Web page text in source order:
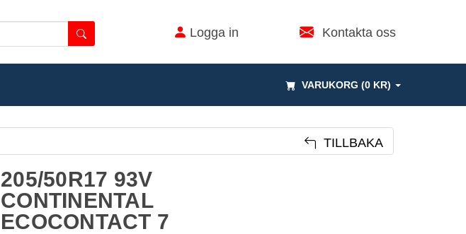
Logga in Kontakta oss
VARUKORG (0 KR)
TILLBAKA
205/50R17 93V
CONTINENTAL
ECOCONTACT 7